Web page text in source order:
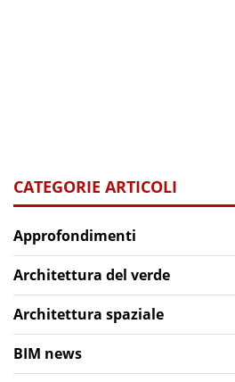
CATEGORIE ARTICOLI
Approfondimenti
Architettura del verde
Architettura spaziale
BIM news